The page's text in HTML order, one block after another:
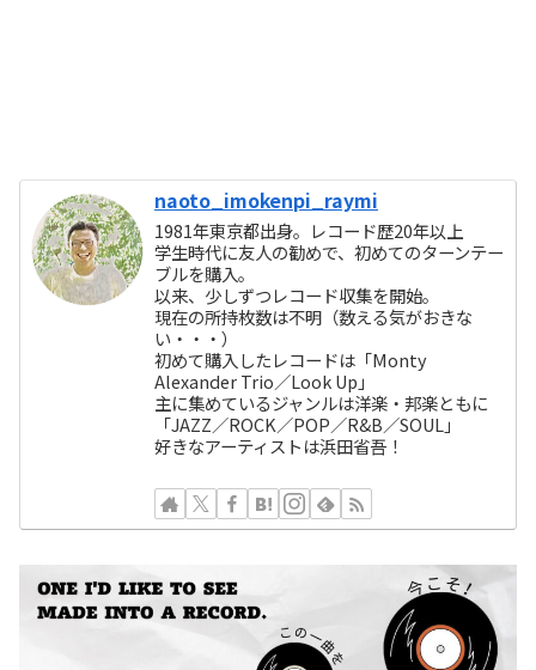
naoto_imokenpi_raymi
1981年東京都出身。レコード歴20年以上
学生時代に友人の勧めで、初めてのターンテー
ブルを購入。
以来、少しずつレコード収集を開始。
現在の所持枚数は不明（数える気がおきな
い・・・）
初めて購入したレコードは「Monty
Alexander Trio／Look Up」
主に集めているジャンルは洋楽・邦楽ともに
「JAZZ／ROCK／POP／R&B／SOUL」
好きなアーティストは浜田省吾！